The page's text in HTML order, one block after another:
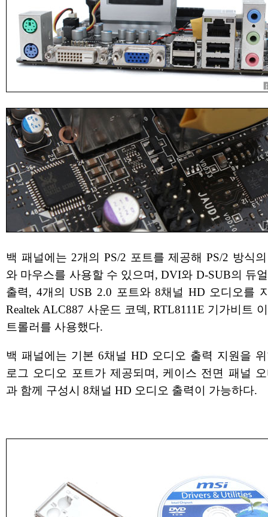
백 패널에는 2개의 PS/2 포트를 제공해 PS/2 방식
와 마우스를 사용할 수 있으며, DVI와 D-SUB의 듀
출력, 4개의 USB 2.0 포트와 8채널 HD 오디오를
Realtek ALC887 사운드 코덱, RTL8111E 기가비트
트롤러를 사용했다.
백 패널에는 기본 6채널 HD 오디오 출력 지원을
로그 오디오 포트가 제공되며, 케이스 전면 패널
과 함께 구성시 8채널 HD 오디오 출력이 가능하다.